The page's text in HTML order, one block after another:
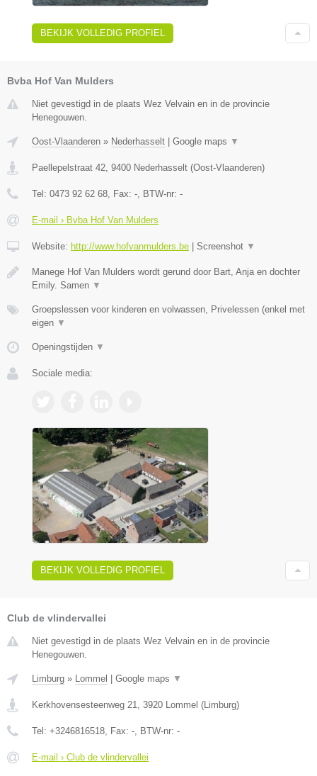
BEKIJK VOLLEDIG PROFIEL
Bvba Hof Van Mulders
Niet gevestigd in de plaats Wez Velvain en in de provincie
Henegouwen.
Oost-Vlaanderen » Nederhasselt Google maps ▼
Paellepelstraat 42, 9400 Nederhasselt (Oost-Vlaanderen)
Tel: 0473 92 62 68, Fax: -, BTW-nr: -
E-mail › Bvba Hof Van Mulders
Website: http://www.hofvanmulders.be Screenshot ▼
Manege Hof Van Mulders wordt gerund door Bart, Anja en dochter
Emily. Samen ▼
Groepslessen voor kinderen en volwassen, Privelessen (enkel met
eigen ▼
Openingstijden ▼
Sociale media:
BEKIJK VOLLEDIG PROFIEL
Club de vlindervallei
Niet gevestigd in de plaats Wez Velvain en in de provincie
Henegouwen.
Limburg » Lommel Google maps ▼
Kerkhovensesteenweg 21 3920 Lommel ( Limburg)
Tel: +3246816518 , Fax: - , BTW-nr: -
E-mail › Club de vlindervallei